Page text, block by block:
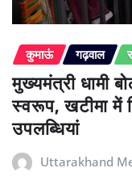
कुमाऊं गढ़वाल
मुख्यमंत्री धामी
स्वरूप, खटीमा में
उपलब्धियां
Uttarakhand